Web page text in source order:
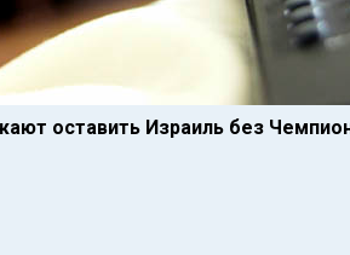
оставить Израиль без